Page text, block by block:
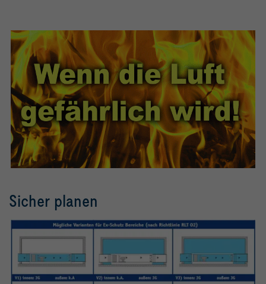
Sicher planen